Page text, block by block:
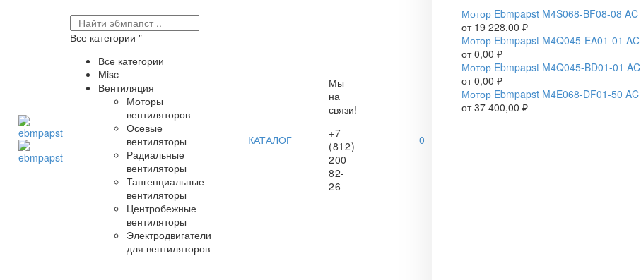
Все категории
Все категории
Misc
Вентиляция
Моторы
вентиляторов
Осевые
вентиляторы
Радиальные
вентиляторы
Тангенциальные
вентиляторы
Центробежные
вентиляторы
Электродвигатели
для вентиляторов
КАТАЛОГ
Мы
на
связи!
+7
(812)
200
82-
26
0
Мотор Ebmpapst M4S068-BF08-08 AC
от 19 228,00 ₽
Мотор Ebmpapst M4Q045-EA01-01 AC
от0,00 ₽
Мотор Ebmpapst M4Q045-BD01-01 AC
от0,00 ₽
Мотор Ebmpapst M4E068-DF01-50 AC
от37 400,00 ₽